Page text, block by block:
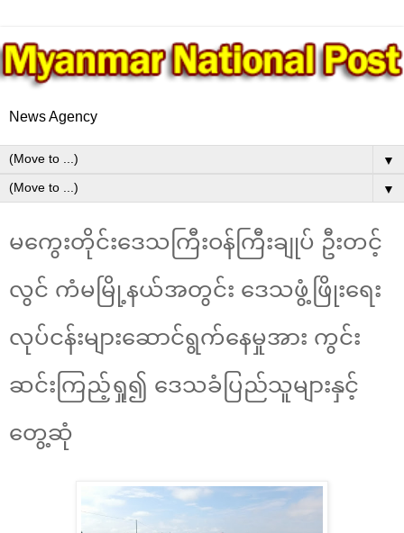
News Agency
▼
▼
မကွေးတိုင်းဒေသကြီးဝန်ကြီးချုပ် ဦးတင့်
လွင် ကံမမြို့နယ်အတွင်း ဒေသဖွံ့ဖြိုးရေး
လုပ်ငန်းများဆောင်ရွက်နေမှုအား ကွင်း
ဆင်းကြည့်ရှု၍ ဒေသခံပြည်သူများနှင့်
တွေ့ဆုံ